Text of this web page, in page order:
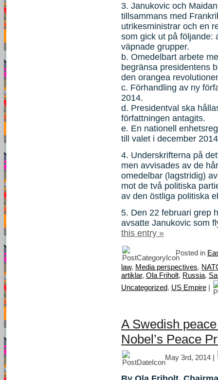
3. Janukovic och
tillsammans med
utrikesministrar och en
som gick ut på följande:
väpnade grupper.
b. Omedelbart arbete
begränsa presidentens
den orangea
c. Förhandling av ny
2014.
d. Presidentval ska
författningen antagits.
e. En nationell
till valet i december
4. Underskrifterna på
men avvisades av de
omedelbar (lagstridig)
mot de två politiska
av den östliga politiska
5. Den 22 februari grep
avsatte Janukovic som
this entry »
Posted in
law, Media perspectives,
artiklar, Ola Friholt, Russia,
Uncategorized, US Empire |
A Swedish
Nobel’s Peace
May 3rd, 2014 |